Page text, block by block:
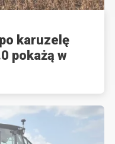
karuzelę
pokażą w